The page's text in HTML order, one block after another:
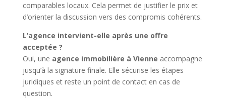
comparables locaux. Cela permet de justifier le prix et
d’orienter la discussion vers des compromis cohérents.
L’agence intervient-elle après une offre
acceptée ?
Oui, une agence immobilière à Vienne accompagne
jusqu’à la signature finale. Elle sécurise les étapes
juridiques et reste un point de contact en cas de
question.